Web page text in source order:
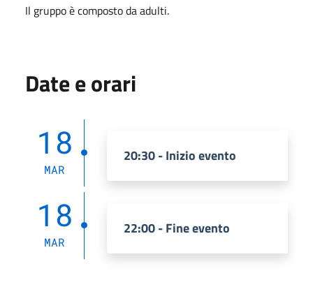
Il gruppo è composto da adulti.
Date e orari
18
MAR
20:30 - Inizio evento
18
MAR
22:00 - Fine evento